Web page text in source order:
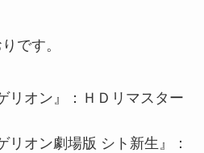
です。
リオン』：ＨＤリマスター
リオン劇場版 シト新生』：